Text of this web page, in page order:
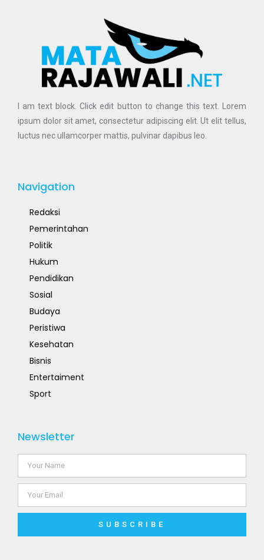
I am text block. Click edit button to change this text. Lorem
ipsum dolor sit amet, consectetur adipiscing elit. Ut elit tellus,
luctus nec ullamcorper mattis, pulvinar dapibus leo.
Navigation
Redaksi
Pemerintahan
Politik
Hukum
Pendidikan
Sosial
Budaya
Peristiwa
Kesehatan
Bisnis
Entertaiment
Sport
Newsletter
SUBSCRIBE